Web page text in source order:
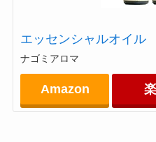
エッセンシャルオイル
ナゴミアロマ
Amazon